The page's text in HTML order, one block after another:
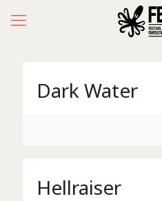
Dark Water
Hellraiser